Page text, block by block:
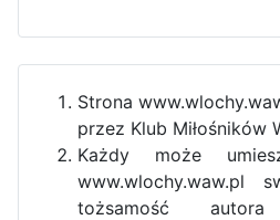
Strona
przez Klub Miłośników
Każdy może
www.wlochy.waw.pl
tożsamość